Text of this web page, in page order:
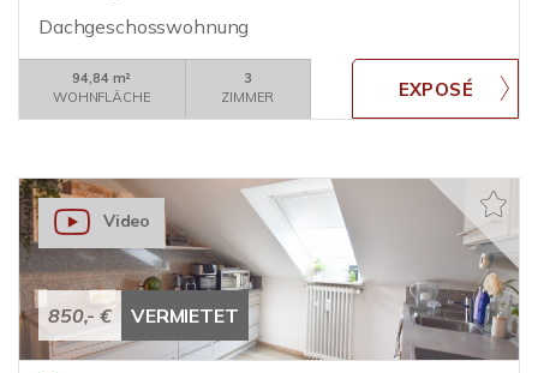
Dachgeschosswohnung
94,84 m²
WOHNFLÄCHE
3
ZIMMER
850,- € VERMIETET
Video